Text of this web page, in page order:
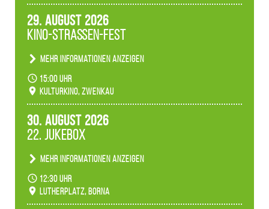
29. August 2026
Kino-Straßen-Fest
Mehr Informationen anzeigen
Konzert unserer Zwenkauer Schüler und
Schülerinnen zum Fest des Kulturkinos.
15:00 Uhr
Kulturkino, Zwenkau
30. August 2026
22. Jukebox
Mehr Informationen anzeigen
Anlässlicher der 775-Jahrfeier der Stadt Borna
spielen wir noch einmal unser aktuelles
Jukeboxprogramm zum Stadtfest.
12:30 Uhr
Lutherplatz, Borna